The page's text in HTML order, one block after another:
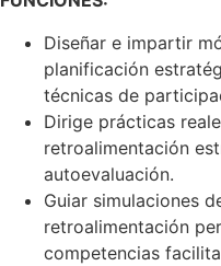
Diseñar e impartir
planificación
técnicas de
Dirige prácticas
retroalimentación
autoevaluación.
Guiar simulaciones
retroalimentación
competencias